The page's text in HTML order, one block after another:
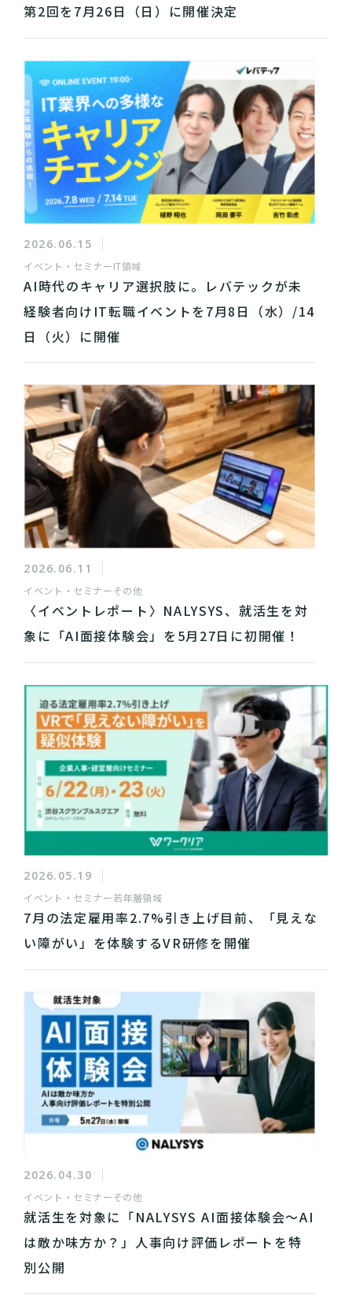
第2回を7月26日（日）に開催決定
2026.06.15
イベント・セミナーIT領域
AI時代のキャリア選択肢に。レバテックが未
経験者向けIT転職イベントを7月8日（水）/14
日（火）に開催
2026.06.11
イベント・セミナーその他
〈イベントレポート〉NALYSYS、就活生を対
象に「AI面接体験会」を5月27日に初開催！
2026.05.19
イベント・セミナー若年層領域
7月の法定雇用率2.7%引き上げ目前、「見えな
い障がい」を体験するVR研修を開催
2026.04.30
イベント・セミナーその他
就活生を対象に「NALYSYS AI面接体験会〜AI
は敵か味方か？」人事向け評価レポートを特
別公開